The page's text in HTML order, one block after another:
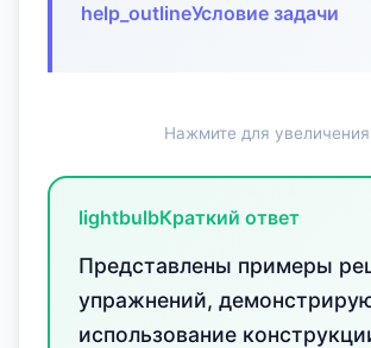
help_outlineУсловие задачи
Нажмите для увеличения
lightbulbКраткий ответ
Представлены примеры
упражнений,
использование